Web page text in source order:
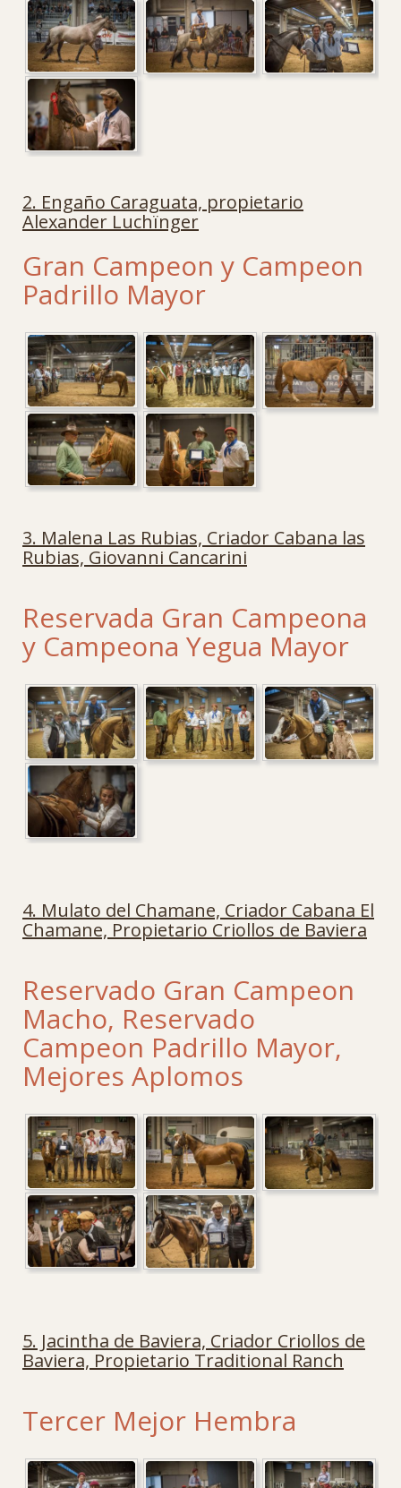
2. Engaño Caraguata, propietario
Alexander Luchïnger
Gran Campeon y Campeon
Padrillo Mayor
3. Malena Las Rubias, Criador Cabana las
Rubias, Giovanni Cancarini
Reservada Gran Campeona
y Campeona Yegua Mayor
4. Mulato del Chamane, Criador Cabana El
Chamane, Propietario Criollos de Baviera
Reservado Gran Campeon
Macho, Reservado
Campeon Padrillo Mayor,
Mejores Aplomos
5. Jacintha de Baviera, Criador Criollos de
Baviera, Propietario Traditional Ranch
Tercer Mejor Hembra